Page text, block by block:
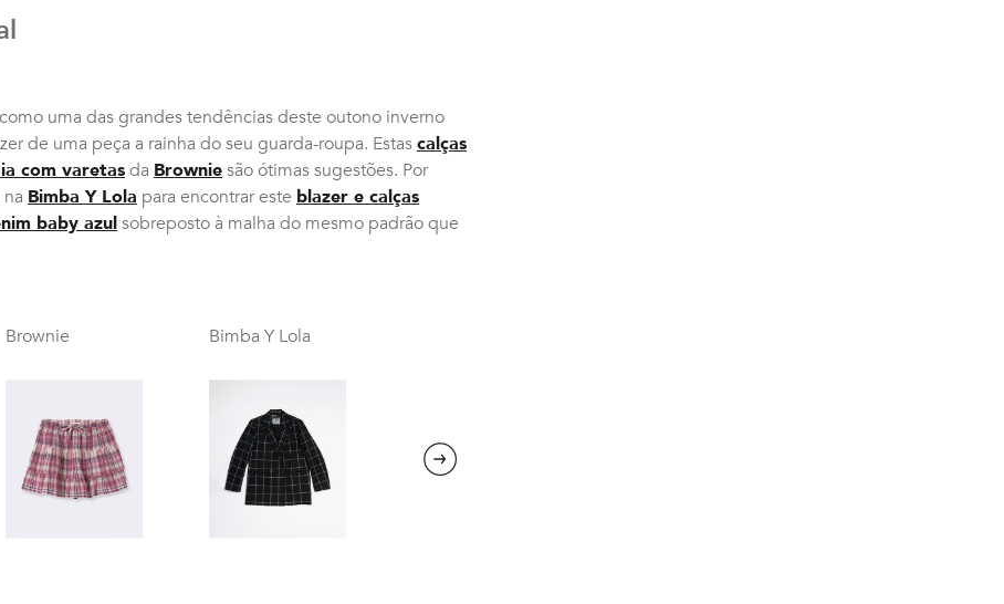
uma das grandes tendências deste outono inverno
de uma peça a rainha do seu guarda-roupa. Estascalças
com varetasda Browniesão ótimas sugestões. Por
Bimba Y Lola para encontrar este blazer e calças
baby azulsobreposto à malha do mesmo padrão que
Brownie Bimba Y Lola
Next